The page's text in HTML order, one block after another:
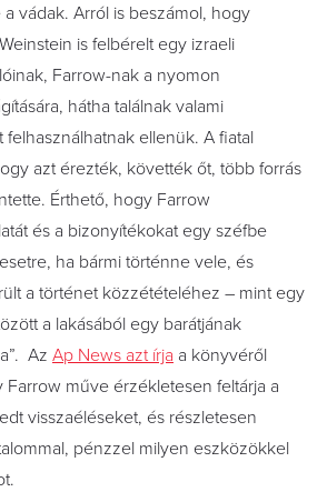
a vádak. Arról is beszámol, hogy
is felbérelt egy izraeli
Farrow-nak a nyomon
hátha találnak valami
felhasználhatnak ellenük. A fiatal
azt érezték, követték őt, több forrás
Érthető, hogy Farrow
és a bizonyítékokat egy széfbe
ha bármi történne vele, és
a történet közzétételéhez – mint egy
a lakásából egy barátjának
Az Ap News azt írja a könyvéről
műve érzékletesen feltárja a
visszaéléseket, és részletesen
pénzzel milyen eszközökkel